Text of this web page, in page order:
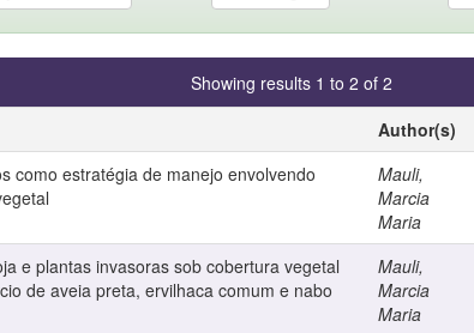
Showing results 1 to 2 of 2
Author(s)
como estratégia de manejo envolvendo
Mauli,
Marcia
Maria
e plantas invasoras sob cobertura vegetal
de aveia preta, ervilhaca comum e nabo
Mauli,
Marcia
Maria